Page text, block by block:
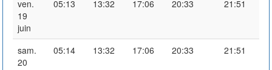
ven.
19
juin
05:13 13:32 17:06 20:33 21:51
sam.
20
05:14 13:32 17:06 20:33 21:51